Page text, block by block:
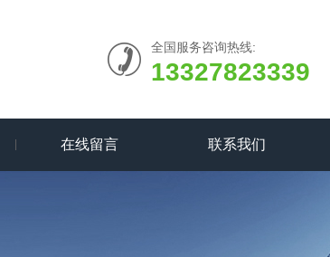
全国服务咨询热线:
13327823339
在线留言 联系我们